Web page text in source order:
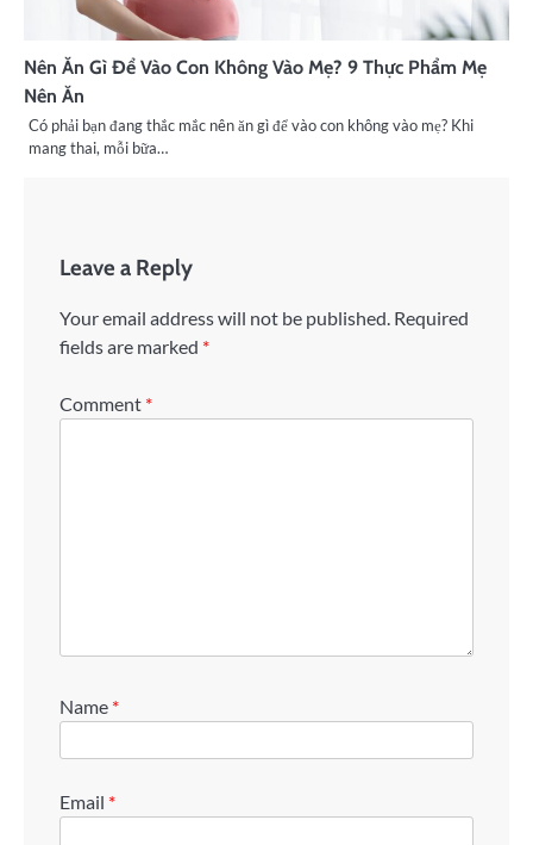
Nên Ăn Gì Để Vào Con Không Vào Mẹ? 9 Thực Phẩm Mẹ
Nên Ăn
Có phải bạn đang thắc mắc nên ăn gì để vào con không vào mẹ? Khi
mang thai, mỗi bữa…
Leave a Reply
Your email address will not be published. Required
fields are marked *
Comment *
Name *
Email *